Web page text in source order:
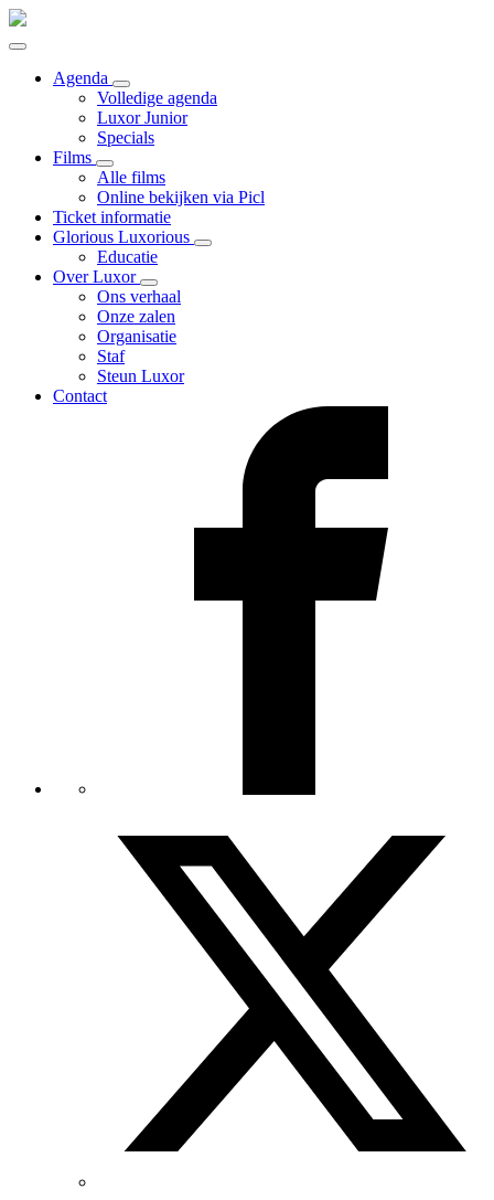
Agenda
Volledige agenda
Luxor Junior
Specials
Films
Alle films
Online bekijken via Picl
Ticket informatie
Glorious Luxorious
Educatie
Over Luxor
Ons verhaal
Onze zalen
Organisatie
Staf
Steun Luxor
Contact